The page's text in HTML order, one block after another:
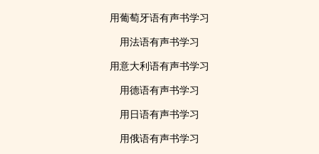
用葡萄牙语有声书学习
用法语有声书学习
用意大利语有声书学习
用德语有声书学习
用日语有声书学习
用俄语有声书学习